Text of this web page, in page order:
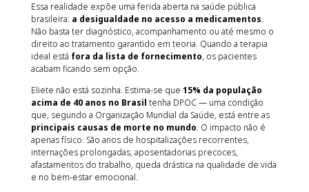
Essa realidade expõe uma ferida aberta na saúde pública
brasileira: a desigualdade no acesso a medicamentos.
Não basta ter diagnóstico, acompanhamento ou até mesmo o
direito ao tratamento garantido em teoria. Quando a terapia
ideal está fora da lista de fornecimento, os pacientes
acabam ficando sem opção.
Eliete não está sozinha. Estima-se que 15% da população
acima de 40 anos no Brasil tenha DPOC — uma condição
que, segundo a Organização Mundial da Saúde, está entre as
principais causas de morte no mundo. O impacto não é
apenas físico. São anos de hospitalizações recorrentes,
internações prolongadas, aposentadorias precoces,
afastamentos do trabalho, queda drástica na qualidade de vida
e no bem-estar emocional.